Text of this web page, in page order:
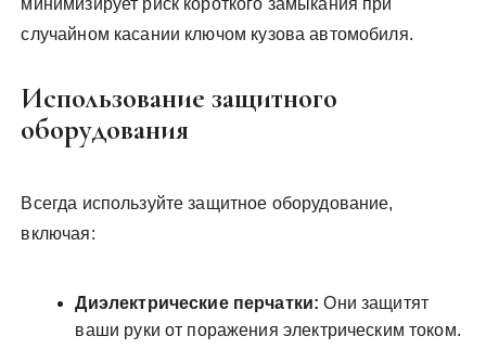
минимизирует риск короткого замыкания при
случайном касании ключом кузова автомобиля.
Использование защитного
оборудования
Всегда используйте защитное оборудование,
включая:
Диэлектрические перчатки: Они защитят
ваши руки от поражения электрическим током.